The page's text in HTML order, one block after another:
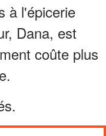
à l'épicerie
Dana, est
coûte plus